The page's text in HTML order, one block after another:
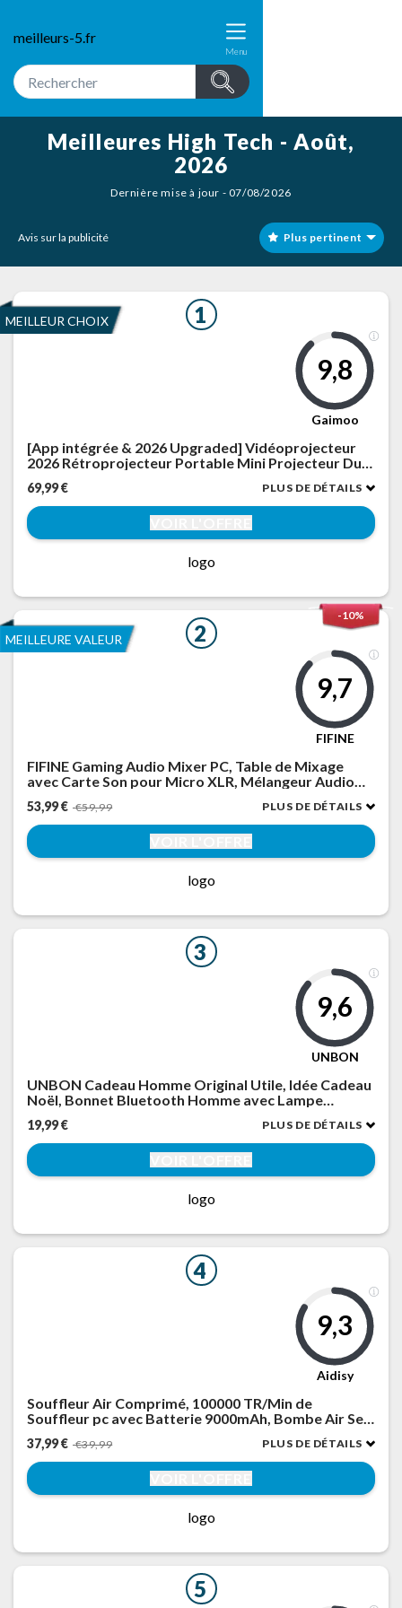
meilleurs-5.fr
Menu
Avis sur la publicité
Meilleures High Tech - Août,
2026
Dernière mise à jour - 07/08/2026
Plus pertinent
1
MEILLEUR CHOIX
9,8
Gaimoo
[App intégrée & 2026 Upgraded] Vidéoprojecteur
2026 Rétroprojecteur Portable Mini Projecteur Dual
Contrôle WiFi 6 BT5.2 Supporte 4K 1080P Auto
Keystone 180° Rotation Compatible avec HDMI/TV
Stick/USB
69,99 € PLUS DE DÉTAILS
logo
2
MEILLEURE VALEUR
-10%
9,7
FIFINE
FIFINE Gaming Audio Mixer PC, Table de Mixage
avec Carte Son pour Micro XLR, Mélangeur Audio
Enregistrement, Contrôle Individuel, Contrôle de
Volume, Bouton de Mute
53,99 € €59,99 PLUS DE DÉTAILS
logo
3
9,6
UNBON
UNBON Cadeau Homme Original Utile, Idée Cadeau
Noël, Bonnet Bluetooth Homme avec Lampe
Bluetooth Musique, Cadeaux Noël Anniversaire
Hommes, Noir
19,99 € PLUS DE DÉTAILS
logo
4
9,3
Aidisy
Souffleur Air Comprimé, 100000 TR/Min de
Souffleur pc avec Batterie 9000mAh, Bombe Air Sec
Vitessesavec Lumière LED pour Le Nettoyage de
Canapé, Voiture
37,99 € €39,99 PLUS DE DÉTAILS
logo
5